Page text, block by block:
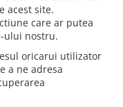
acest site.
care ar putea
ului nostru.
oricarui utilizator
a ne adresa